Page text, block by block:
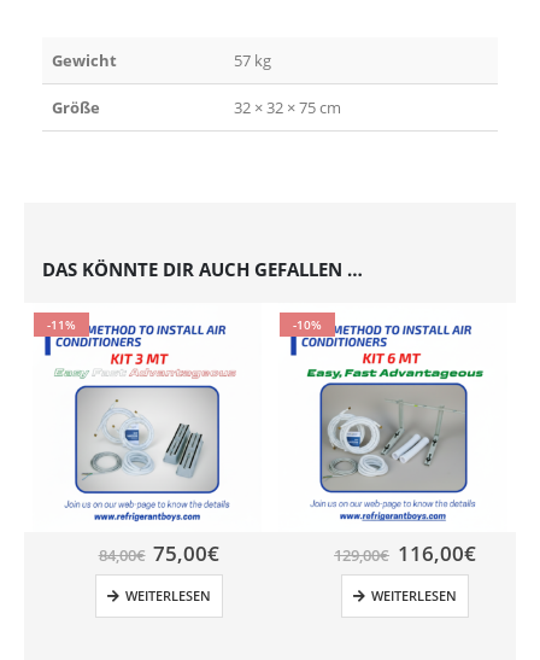
Gewicht 57 kg
Größe 32 × 32 × 75 cm
DAS KÖNNTE DIR AUCH GEFALLEN …
-11%
84,00€ 75,00€
WEITERLESEN
-10%
129,00€ 116,00€
WEITERLESEN